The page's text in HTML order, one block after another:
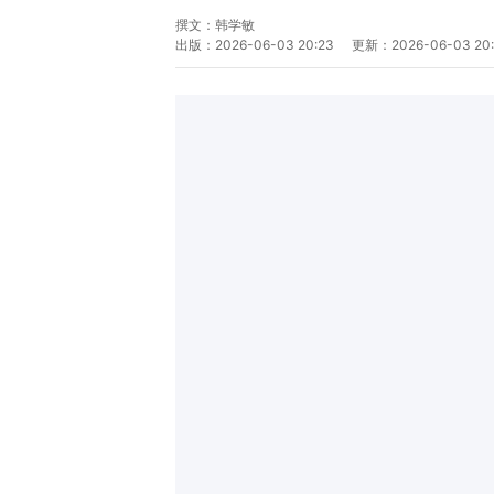
撰文： 韩学敏
出版： 2026-06-03 20:23 更新： 2026-06-03